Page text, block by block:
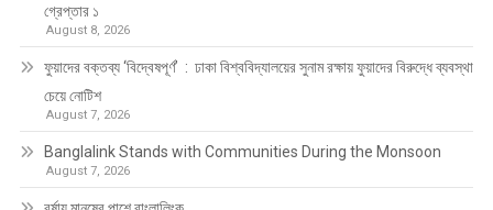
গ্রেপ্তার ১
August 8, 2026
ফুয়াদের বক্তব্য ‘বিদ্বেষপূর্ণ’ : ঢাকা বিশ্ববিদ্যালয়ের সুনাম রক্ষায় ফুয়াদের বিরুদ্ধে ব্যবস্থা
চেয়ে নোটিশ
August 7, 2026
Banglalink Stands with Communities During the Monsoon
August 7, 2026